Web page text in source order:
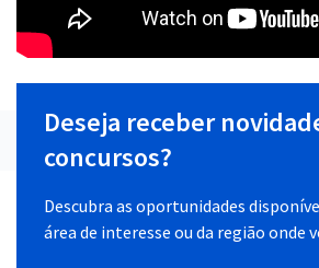
Deseja receber
concursos?
Descubra as oportunidades
área de interesse ou da região onde